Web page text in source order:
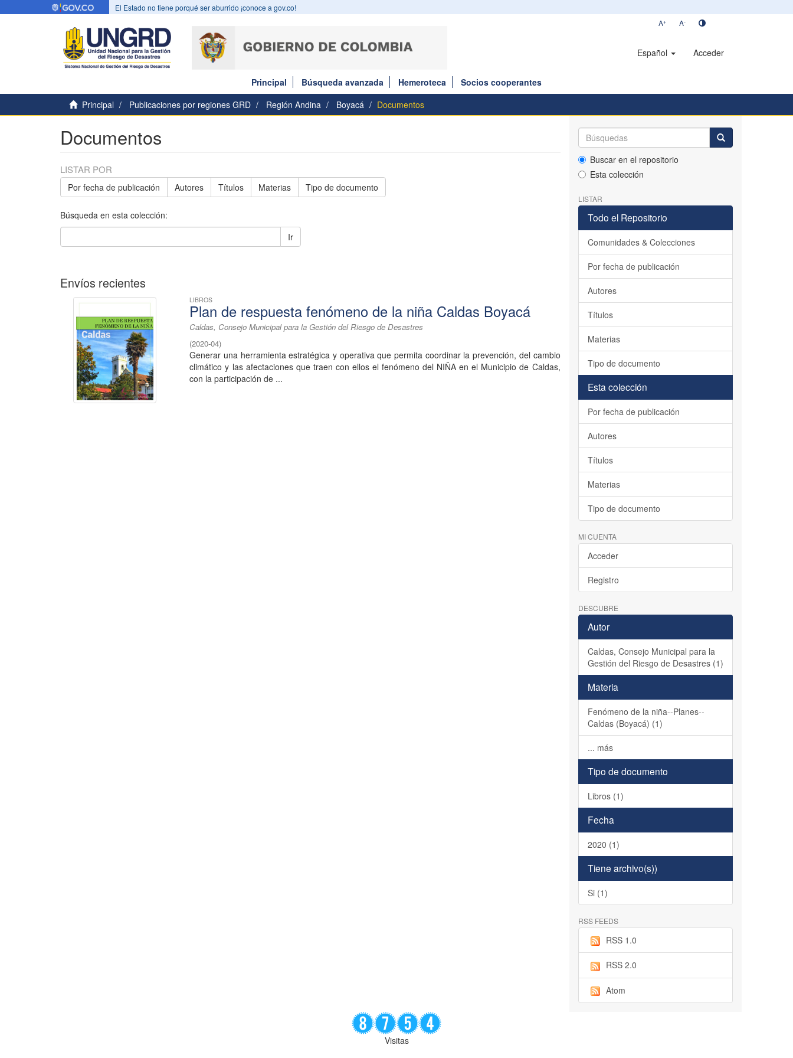
El Estado no tiene porqué ser aburrido ¡conoce a gov.co!
A+ A-
Español Acceder
Principal Búsqueda avanzada Hemeroteca
Socios cooperantes
Principal
Publicaciones por regiones GRD Región Andina Boyacá Documentos
Documentos
LISTAR POR
Por fecha de publicación Autores Títulos Materias Tipo de documento
Búsqueda en esta colección:
Ir
Envíos recientes
LIBROS
Plan de respuesta fenómeno de la niña Caldas Boyacá
Caldas, Consejo Municipal para la Gestión del Riesgo de Desastres
(2020-04)
Generar una herramienta estratégica y operativa que permita coordinar la prevención, del cambio
climático y las afectaciones que traen con ellos el fenómeno del NIÑA en el Municipio de Caldas,
con la participación de ...
Buscar en el repositorio
Esta colección
LISTAR
Todo el Repositorio
Comunidades & Colecciones
Por fecha de publicación
Autores
Títulos
Materias
Tipo de documento
Esta colección
Por fecha de publicación
Autores
Títulos
Materias
Tipo de documento
MI CUENTA
Acceder
Registro
DESCUBRE
Autor
Caldas, Consejo Municipal para la
Gestión del Riesgo de Desastres (1)
Materia
Fenómeno de la niña--Planes--
Caldas (Boyacá) (1)
... más
Tipo de documento
Libros (1)
Fecha
2020 (1)
Tiene archivo(s))
Si (1)
RSS FEEDS
RSS 1.0
RSS 2.0
Atom
Visitas